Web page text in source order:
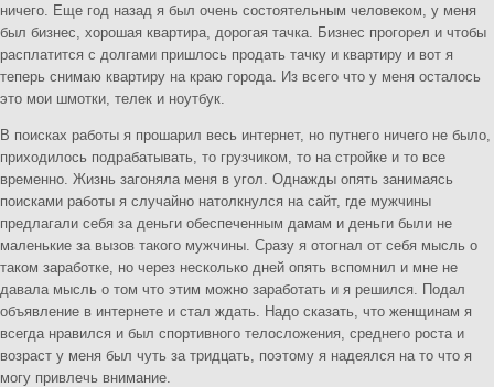
ничего. Еще год назад я был очень состоятельным человеком, у меня
был бизнес, хорошая квартира, дорогая тачка. Бизнес прогорел и чтобы
расплатится с долгами пришлось продать тачку и квартиру и вот я
теперь снимаю квартиру на краю города. Из всего что у меня осталось
это мои шмотки, телек и ноутбук.
В поисках работы я прошарил весь интернет, но путнего ничего не было,
приходилось подрабатывать, то грузчиком, то на стройке и то все
временно. Жизнь загоняла меня в угол. Однажды опять занимаясь
поисками работы я случайно натолкнулся на сайт, где мужчины
предлагали себя за деньги обеспеченным дамам и деньги были не
маленькие за вызов такого мужчины. Сразу я отогнал от себя мысль о
таком заработке, но через несколько дней опять вспомнил и мне не
давала мысль о том что этим можно заработать и я решился. Подал
объявление в интернете и стал ждать. Надо сказать, что женщинам я
всегда нравился и был спортивного телосложения, среднего роста и
возраст у меня был чуть за тридцать, поэтому я надеялся на то что я
могу привлечь внимание.